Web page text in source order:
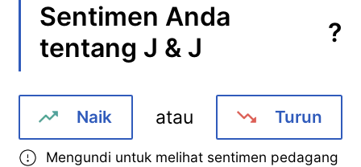
Sentimen Anda
tentang J & J ?
Naik atau Turun
Mengundi untuk melihat sentimen pedagang